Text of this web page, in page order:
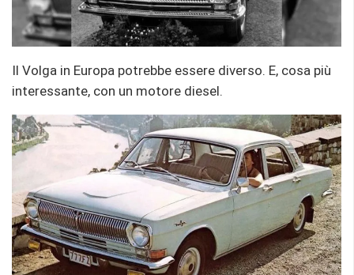
Il Volga in Europa potrebbe essere diverso. E, cosa più
interessante, con un motore diesel.